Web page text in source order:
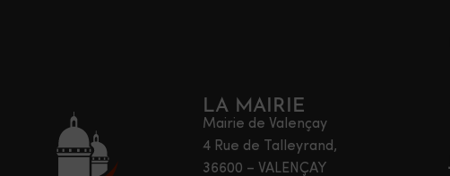
LA MAIRIE
Mairie de Valençay
4 Rue de Talleyrand,
36600 – VALENÇAY